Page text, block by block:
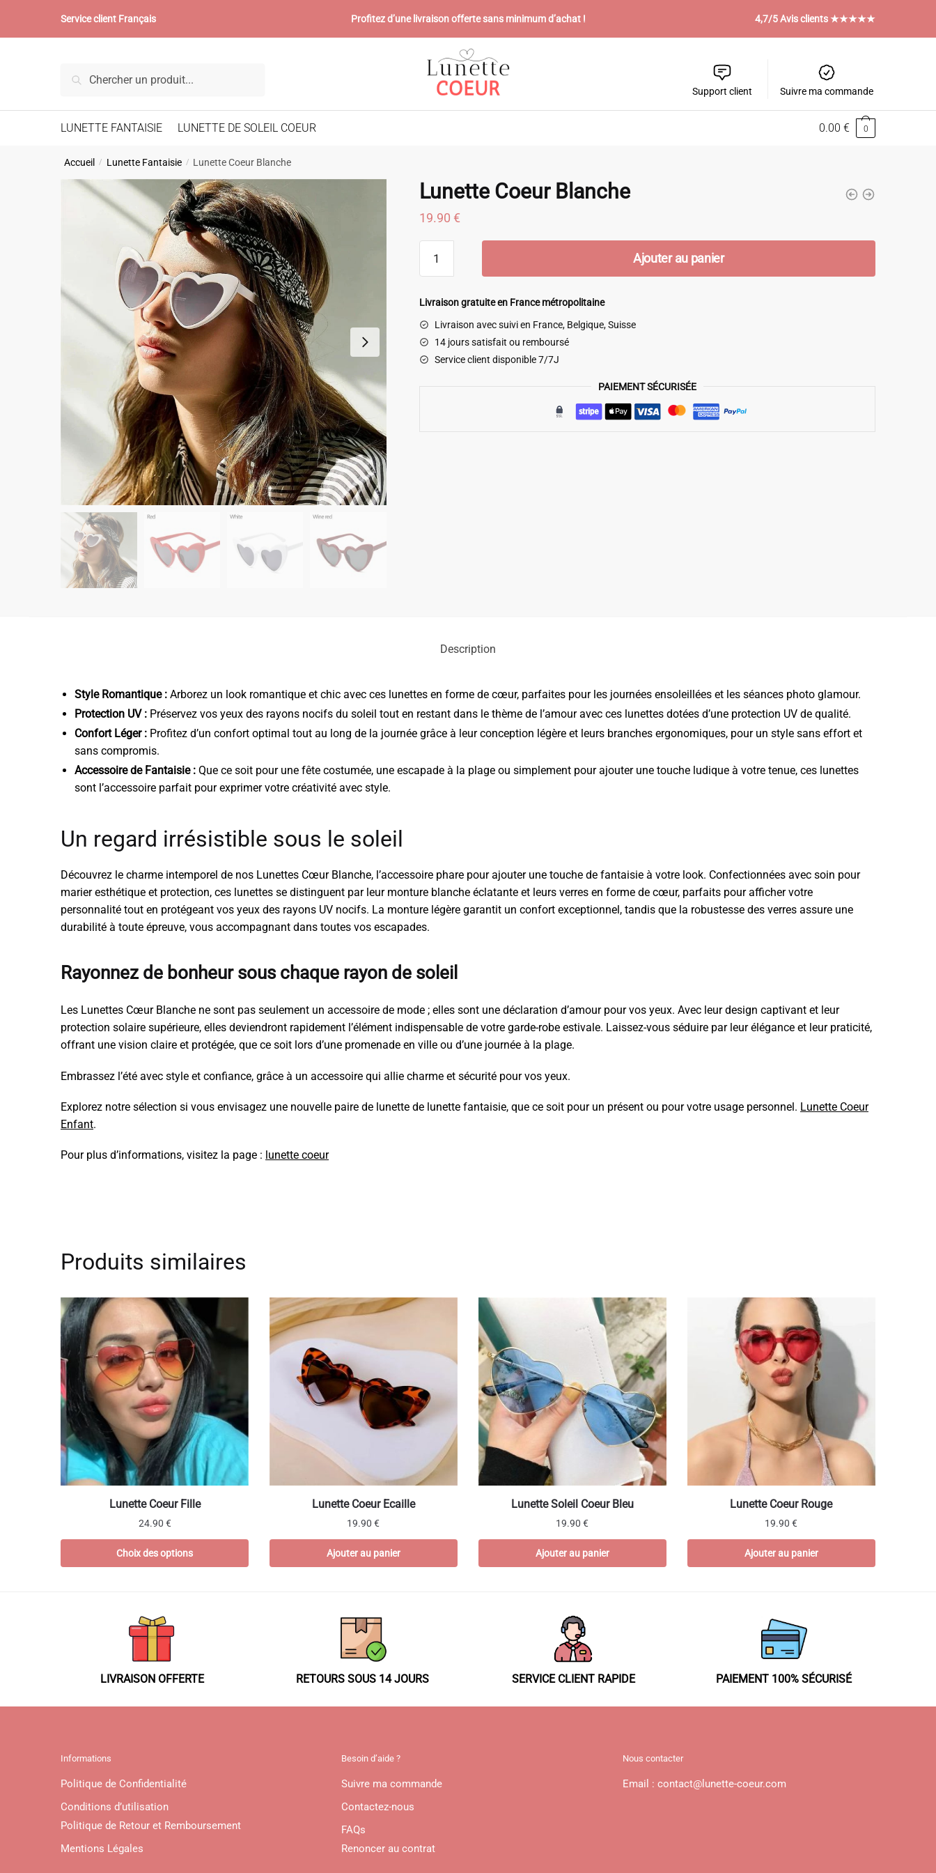
Service client Français Profitez d’une livraison offerte sans minimum d’achat ! 4,7/5 Avis clients ★★★★★
pour :
Recherche
Support client Suivre ma commande
LUNETTE FANTAISIE LUNETTE DE SOLEIL COEUR 0.00 € 0
Accueil / Lunette Fantaisie / Lunette Coeur Blanche
Lunette Coeur Blanche
19.90 €
Coeur
Blanche
Ajouter au panier
Livraison gratuite en France métropolitaine
Livraison avec suivi en France, Belgique, Suisse
14 jours satisfait ou remboursé
Service client disponible 7/7J
PAIEMENT SÉCURISÉE
Description
Style Romantique : Arborez un look romantique et chic avec ces lunettes en forme de cœur, parfaites pour les journées ensoleillées et les séances photo glamour.
Protection UV : Préservez vos yeux des rayons nocifs du soleil tout en restant dans le thème de l’amour avec ces lunettes dotées d’une protection UV de qualité.
Confort Léger : Profitez d’un confort optimal tout au long de la journée grâce à leur conception légère et leurs branches ergonomiques, pour un style sans effort et
sans compromis.
Accessoire de Fantaisie : Que ce soit pour une fête costumée, une escapade à la plage ou simplement pour ajouter une touche ludique à votre tenue, ces lunettes
sont l’accessoire parfait pour exprimer votre créativité avec style.
Un regard irrésistible sous le soleil
Découvrez le charme intemporel de nos Lunettes Cœur Blanche, l’accessoire phare pour ajouter une touche de fantaisie à votre look. Confectionnées avec soin pour
marier esthétique et protection, ces lunettes se distinguent par leur monture blanche éclatante et leurs verres en forme de cœur, parfaits pour afficher votre
personnalité tout en protégeant vos yeux des rayons UV nocifs. La monture légère garantit un confort exceptionnel, tandis que la robustesse des verres assure une
durabilité à toute épreuve, vous accompagnant dans toutes vos escapades.
Rayonnez de bonheur sous chaque rayon de soleil
Les Lunettes Cœur Blanche ne sont pas seulement un accessoire de mode ; elles sont une déclaration d’amour pour vos yeux. Avec leur design captivant et leur
protection solaire supérieure, elles deviendront rapidement l’élément indispensable de votre garde-robe estivale. Laissez-vous séduire par leur élégance et leur praticité,
offrant une vision claire et protégée, que ce soit lors d’une promenade en ville ou d’une journée à la plage.
Embrassez l’été avec style et confiance, grâce à un accessoire qui allie charme et sécurité pour vos yeux.
Explorez notre sélection si vous envisagez une nouvelle paire de lunette de lunette fantaisie, que ce soit pour un présent ou pour votre usage personnel. Lunette Coeur
Enfant.
Pour plus d’informations, visitez la page : lunette coeur
Produits similaires
Lunette Coeur Fille
24.90 €
Choix des options
variations.
page
Lunette Coeur Ecaille
19.90€
Ajouter au panier
Lunette Soleil Coeur Bleu
19.90€
Ajouter au panier
Lunette Coeur Rouge
19.90€
Ajouter au panier
LIVRAISON OFFERTE RETOURS SOUS 14 JOURS SERVICE CLIENT RAPIDE PAIEMENT 100% SÉCURISÉ
Informations
Politique de Confidentialité
Conditions d’utilisation
Politique de Retour et Remboursement
Mentions Légales
Besoin d’aide ?
Suivre ma commande
Contactez-nous
FAQs
Renoncer au contrat
Nous contacter
Email : contact@lunette-coeur.com